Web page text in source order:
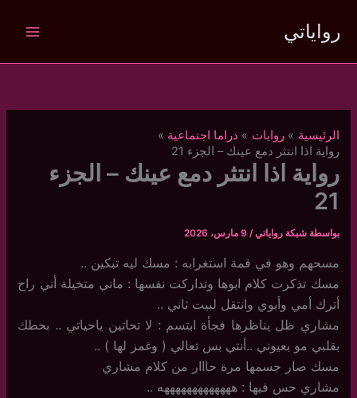
المحتوى
رواياتي
الرئيسية روايات
دراما اجتماعية
رواية اذا انتثر دمع عينك – الجزء 21
رواية اذا انتثر دمع عينك – الجزء
21
بواسطة شبكة رواياتي/ 9 مارس، 2026
مسحهم وهو في قمة استغرابه : مسك ليه تبكين ..
مسك تذكرت كلام ابوها وتداركت نفسها : ماني متخيلة أني راح
أترك أمي وأبوي وانتقل لبيت ثاني ..
مشاري ظل يناظرها فجأة ابتسم : لا تحاتين ياحياتي .. بحطك
بقلبي مو بعيوني ..أنتي بس تعالي ( وغمز لها ) ..
مسك صار جسمها مرة حااار من كلام مشاري
مشاري حس فيها : هههههههههههههه ..